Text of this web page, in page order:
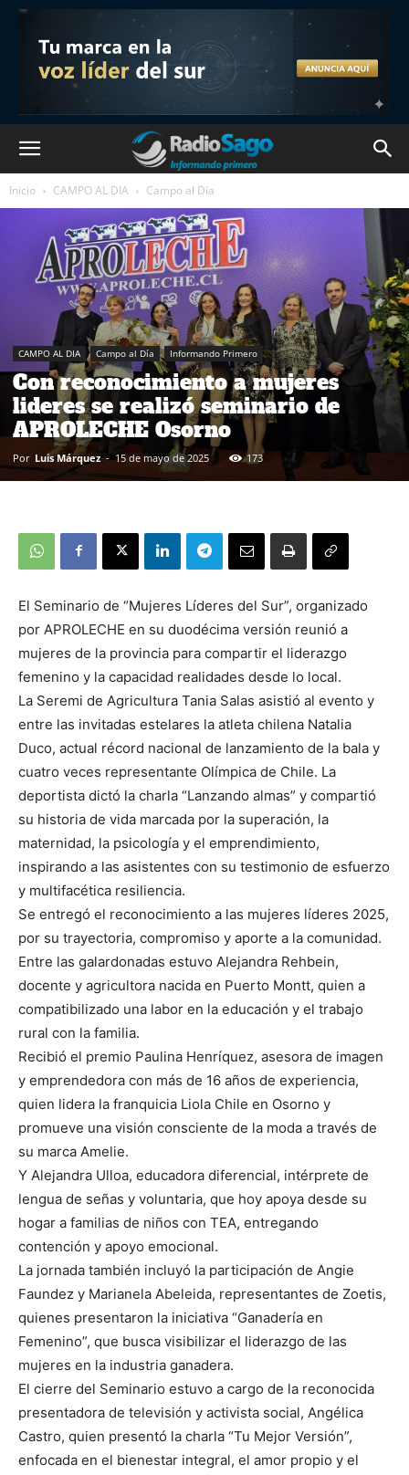
Inicio CAMPO AL DIA Campo al Día
CAMPO AL DIA Campo al Día Informando Primero
Con reconocimiento a mujeres
lideres se realizó seminario de
APROLECHE Osorno
Por Luis Márquez - 15 de mayo de 2025 173
El Seminario de “Mujeres Líderes del Sur”, organizado
por APROLECHE en su duodécima versión reunió a
mujeres de la provincia para compartir el liderazgo
femenino y la capacidad realidades desde lo local.
La Seremi de Agricultura Tania Salas asistió al evento y
entre las invitadas estelares la atleta chilena Natalia
Duco, actual récord nacional de lanzamiento de la bala y
cuatro veces representante Olímpica de Chile. La
deportista dictó la charla “Lanzando almas” y compartió
su historia de vida marcada por la superación, la
maternidad, la psicología y el emprendimiento,
inspirando a las asistentes con su testimonio de esfuerzo
y multifacética resiliencia.
Se entregó el reconocimiento a las mujeres líderes 2025,
por su trayectoria, compromiso y aporte a la comunidad.
Entre las galardonadas estuvo Alejandra Rehbein,
docente y agricultora nacida en Puerto Montt, quien a
compatibilizado una labor en la educación y el trabajo
rural con la familia.
Recibió el premio Paulina Henríquez, asesora de imagen
y emprendedora con más de 16 años de experiencia,
quien lidera la franquicia Liola Chile en Osorno y
promueve una visión consciente de la moda a través de
su marca Amelie.
Y Alejandra Ulloa, educadora diferencial, intérprete de
lengua de señas y voluntaria, que hoy apoya desde su
hogar a familias de niños con TEA, entregando
contención y apoyo emocional.
La jornada también incluyó la participación de Angie
Faundez y Marianela Abeleida, representantes de Zoetis,
quienes presentaron la iniciativa “Ganadería en
Femenino”, que busca visibilizar el liderazgo de las
mujeres en la industria ganadera.
El cierre del Seminario estuvo a cargo de la reconocida
presentadora de televisión y activista social, Angélica
Castro, quien presentó la charla “Tu Mejor Versión”,
enfocada en el bienestar integral, el amor propio y el